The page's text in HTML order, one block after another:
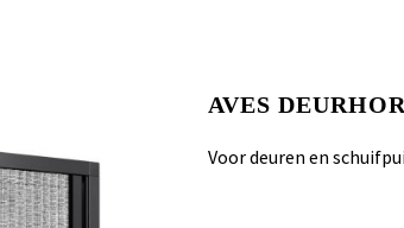
AVES DEURHOR
Voor deuren en